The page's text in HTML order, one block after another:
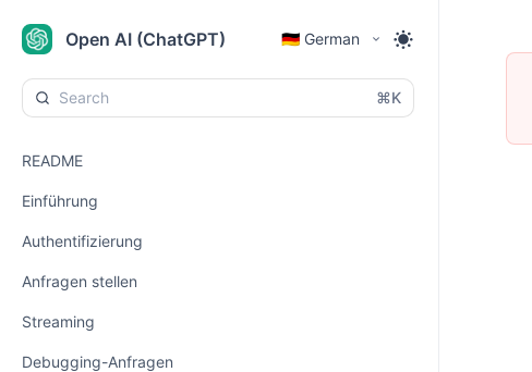
Open AI (ChatGPT) 🇩🇪 German
⌘K
README
Einführung
Authentifizierung
Anfragen stellen
Streaming
Debugging-Anfragen